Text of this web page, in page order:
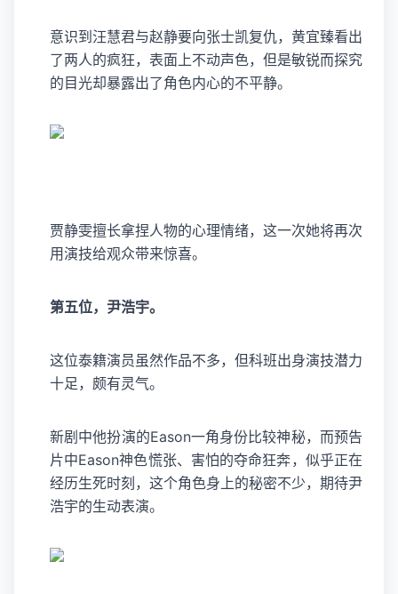
意识到汪慧君与赵静要向张士凯复仇，黄宜臻看出
了两人的疯狂，表面上不动声色，但是敏锐而探究
的目光却暴露出了角色内心的不平静。
贾静雯擅长拿捏人物的心理情绪，这一次她将再次
用演技给观众带来惊喜。
第五位，尹浩宇。
这位泰籍演员虽然作品不多，但科班出身演技潜力
十足，颇有灵气。
新剧中他扮演的Eason一角身份比较神秘，而预告
片中Eason神色慌张、害怕的夺命狂奔，似乎正在
经历生死时刻，这个角色身上的秘密不少，期待尹
浩宇的生动表演。